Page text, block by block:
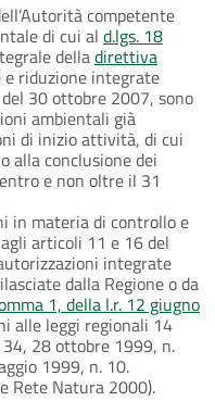
competente
di cui al d.lgs. 18
delladirettiva
riduzione integrate
30 ottobre 2007, sono
ambientali già
di inizio attività, di cui
alla conclusione dei
e non oltre il 31
in materia di controllo e
articoli 11 e 16 del
integrate
dalla Regione o da
1, della l.r. 12 giugno
alle leggi regionali 14
28 ottobre 1999, n.
1999, n. 10.
Rete Natura 2000).